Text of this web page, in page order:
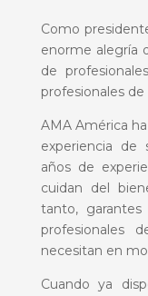
Como
enorme alegría
de
profesionales de
AMA América
experiencia
años de
cuidan del
tanto,
profesionales
necesitan en
Cuando ya